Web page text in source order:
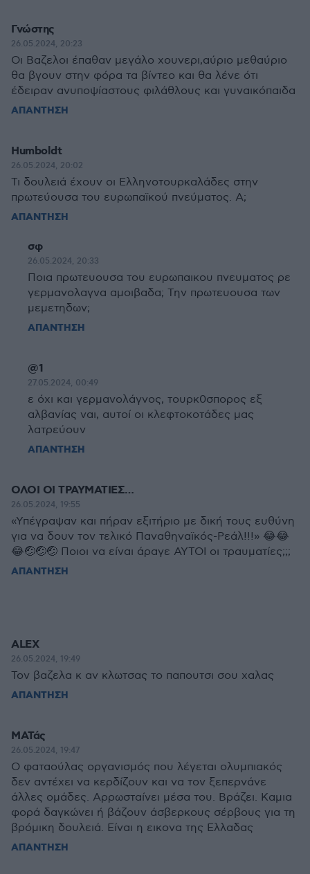
Γνώστης
26.05.2024, 20:23
Οι Βαζελοι έπαθαν μεγάλο χουνερι,αύριο μεθαύριο
θα βγουν στην φόρα τα βίντεο και θα λένε ότι
έδειραν ανυποψίαστους φιλάθλους και γυναικόπαιδα
ΑΠΑΝΤΗΣΗ
Humboldt
26.05.2024, 20:02
Τι δουλειά έχουν οι Ελληνοτουρκαλάδες στην
πρωτεύουσα του ευρωπαϊκού πνεύματος. Α;
ΑΠΑΝΤΗΣΗ
σφ
26.05.2024, 20:33
Ποια πρωτευουσα του ευρωπαικου πνευματος ρε
γερμανολαγνα αμοιβαδα; Την πρωτευουσα των
μεμετηδων;
ΑΠΑΝΤΗΣΗ
@1
27.05.2024, 00:49
ε όχι και γερμανολάγνος, τουρκ0σπορος εξ
αλβανίας ναι, αυτοί οι κλεφτοκοτάδες μας
λατρεύουν
ΑΠΑΝΤΗΣΗ
ΟΛΟΙ ΟΙ ΤΡΑΥΜΑΤΙΕΣ…
26.05.2024, 19:55
«Υπέγραψαν και πήραν εξιτήριο με δική τους ευθύνη
για να δουν τον τελικό Παναθηναϊκός-Ρεάλ!!!» 😂😂
😂🤕🤕🤕 Ποιοι να είναι άραγε ΑΥΤΟΙ οι τραυματίες;;;
ΑΠΑΝΤΗΣΗ
ALEX
26.05.2024, 19:49
Τον βαζελα κ αν κλωτσας το παπουτσι σου χαλας
ΑΠΑΝΤΗΣΗ
ΜΑΤάς
26.05.2024, 19:47
Ο φαταούλας οργανισμός που λέγεται ολυμπιακός
δεν αντέχει να κερδίζουν και να τον ξεπερνάνε
άλλες ομάδες. Αρρωσταίνει μέσα του. Βράζει. Καμια
φορά δαγκώνει ή βάζουν άσβερκους σέρβους για τη
βρόμικη δουλειά. Είναι η εικονα της Ελλαδας
ΑΠΑΝΤΗΣΗ